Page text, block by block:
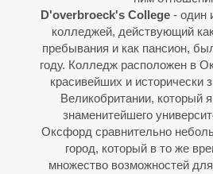
D'overbroeck's College - один
колледжей, действующий
пребывания и как пансион,
году. Колледж расположен в
красивейших и исторически
Великобритании, который
знаменитейшего
Оксфорд сравнительно
город, который в то же
множество возможностей